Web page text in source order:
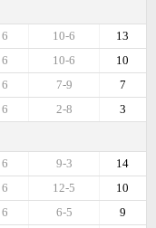
13
10-6
6
10
10-6
6
7
7-9
6
3
2-8
6
14
9-3
6
10
12-5
6
9
6-5
6